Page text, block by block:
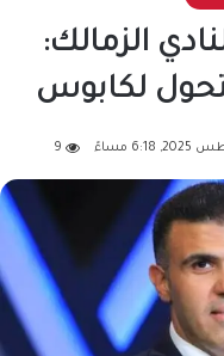
الزمالك:
لكابوس
9